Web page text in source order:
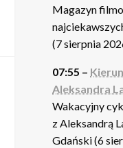
Magazyn
(7 sierpnia
07:55 –
Aleksandra
Wakacyjny
z Aleksandrą
Gdański (6